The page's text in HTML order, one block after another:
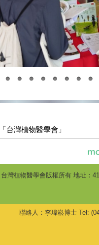
台灣植物醫學會」
灣植物醫學會版權所有 地址：
聯絡人：李瑋崧博士 Tel: